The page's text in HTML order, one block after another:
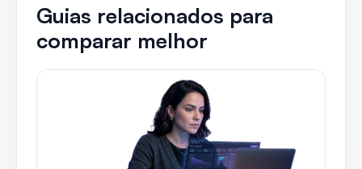
Guias relacionados para
comparar melhor